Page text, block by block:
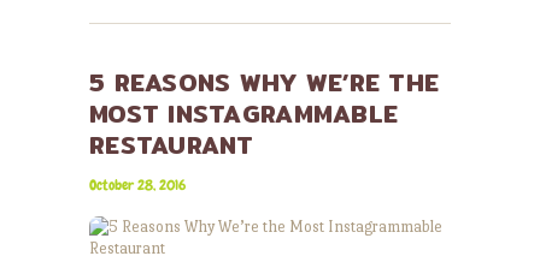
5 REASONS WHY WE’RE THE
MOST INSTAGRAMMABLE
RESTAURANT
October 28, 2016